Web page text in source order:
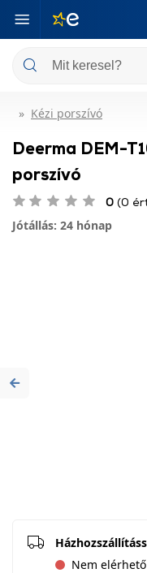
Kézi porszívó
Deerma DEM-
porszívó
0 (0
Jótállás: 24 hónap
Previous
Nem elérhető